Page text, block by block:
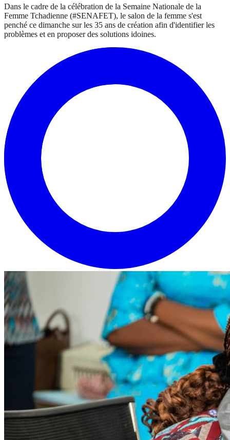
Dans le cadre de la célébration de la Semaine Nationale de la
Femme Tchadienne (#SENAFET), le salon de la femme s'est
penché ce dimanche sur les 35 ans de création afin d'identifier les
problèmes et en proposer des solutions idoines.